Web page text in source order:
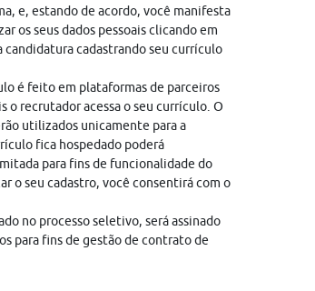
e, estando de acordo, você manifesta
os seus dados pessoais clicando em
candidatura cadastrando seu currículo
é feito em plataformas de parceiros
o recrutador acessa o seu currículo. O
utilizados unicamente para a
fica hospedado poderá
para fins de funcionalidade do
o seu cadastro, você consentirá com o
no processo seletivo, será assinado
para fins de gestão de contrato de